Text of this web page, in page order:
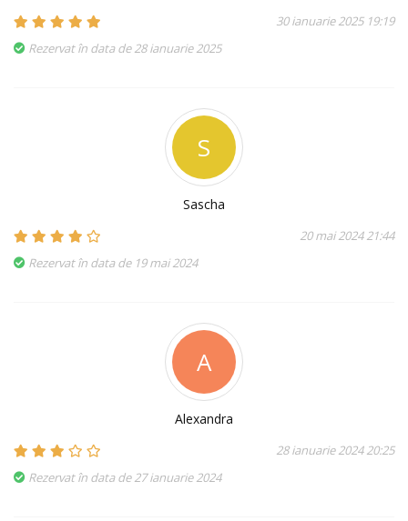
30 ianuarie 2025 19:19
Rezervat în data de 28 ianuarie 2025
S
Sascha
20 mai 2024 21:44
Rezervat în data de 19 mai 2024
A
Alexandra
28 ianuarie 2024 20:25
Rezervat în data de 27 ianuarie 2024